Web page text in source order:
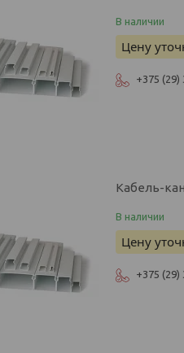
В наличии
Цену
+375 (29)
Кабель-
В наличии
Цену
+375 (29)